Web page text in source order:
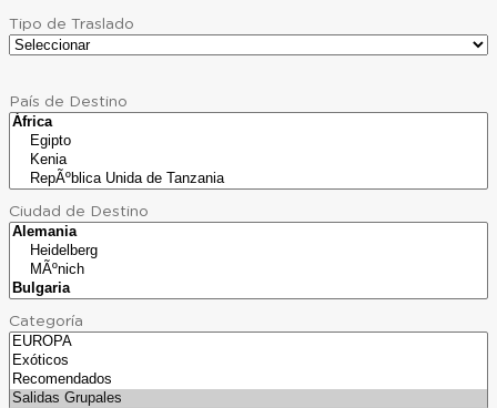
Tipo de Traslado
País de Destino
Ciudad de Destino
Categoría